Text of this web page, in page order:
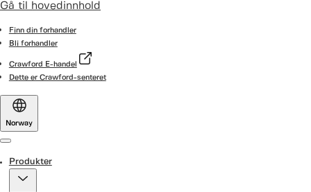
Gå til hovedinnhold
Finn din forhandler
Bli forhandler
Crawford E-handel
Dette er Crawford-senteret
Norway
Produkter